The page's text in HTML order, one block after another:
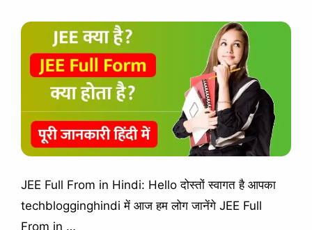
JEE Full From in Hindi: Hello दोस्तों स्वागत है आपका
techblogginghindi में आज हम लोग जानेंगे JEE Full
From in …